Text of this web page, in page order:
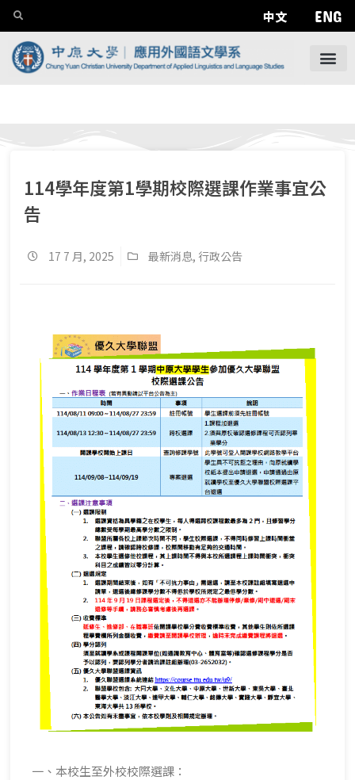
中文 ENG
114學年度第1學期校際選課作業事宜公
告
17 7 月, 2025 最新消息, 行政公告
一、本校生至外校校際選課：